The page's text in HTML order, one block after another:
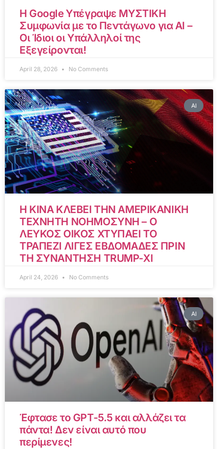
Η Google Υπέγραψε ΜΥΣΤΙΚΗ
Συμφωνία με το Πεντάγωνο για AI –
Οι Ίδιοι οι Υπάλληλοί της
Εξεγείρονται!
April 28, 2026 No Comments
AI
Η ΚΙΝΑ ΚΛΕΒΕΙ ΤΗΝ ΑΜΕΡΙΚΑΝΙΚΗ
ΤΕΧΝΗΤΗ ΝΟΗΜΟΣΥΝΗ – Ο
ΛΕΥΚΟΣ ΟΙΚΟΣ ΧΤΥΠΑΕΙ ΤΟ
ΤΡΑΠΕΖΙ ΛΙΓΕΣ ΕΒΔΟΜΑΔΕΣ ΠΡΙΝ
ΤΗ ΣΥΝΑΝΤΗΣΗ TRUMP-XI
April 24, 2026 No Comments
AI
Έφτασε το GPT-5.5 και αλλάζει τα
πάντα! Δεν είναι αυτό που
περίμενες!